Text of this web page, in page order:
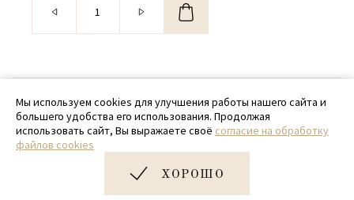
© 2020 - 2026 SamPack
+ 7 (918) 699-97-87
zakaz@sampack.store
Дизайн и разработка сайта
Мы используем cookies для улучшения работы нашего сайта и
большего удобства его использования. Продолжая
использовать сайт, Вы выражаете своё согласие на обработку
файлов cookies
ХОРОШО